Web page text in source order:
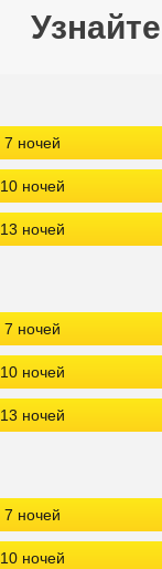
7 ночей
10 ночей
13 ночей
7 ночей
10 ночей
13 ночей
7 ночей
10 ночей